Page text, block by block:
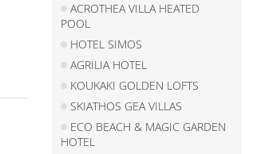
ACROTHEA VILLA HEATED
POOL
HOTEL SIMOS
AGRILIA HOTEL
KOUKAKI GOLDEN LOFTS
SKIATHOS GEA VILLAS
ECO BEACH & MAGIC GARDEN
HOTEL